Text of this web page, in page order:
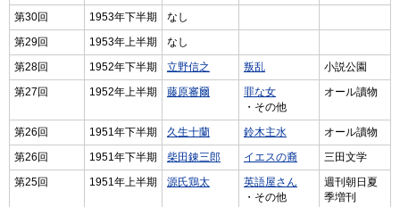
第30回
1953年下半期
なし
第29回
1953年上半期
なし
第28回
1952年下半期 立野信之 叛乱
小説公園
第27回
1952年上半期 藤原審爾
罪な女
・その他
オール讀物
第26回 1951年下半期 久生十蘭 鈴木主水
オール讀物
第26回
1951年下半期 柴田錬三郎 イエスの裔
三田文学
第25回
1951年上半期 源氏鶏太
英語屋さん
・その他
週刊朝日夏
季増刊